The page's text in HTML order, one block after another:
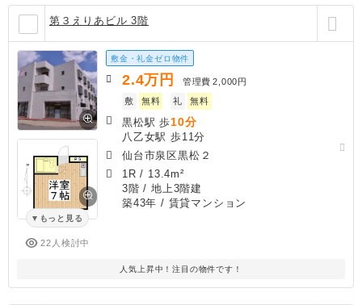
第３えりあビル 3階
もっと見る
22人検討中
敷金・礼金ゼロ物件
2.4万円 管理費 2,000円
敷
無料 礼 無料
黒松駅 歩10分
八乙女駅 歩11分
仙台市泉区黒松２
1R / 13.4m²
3階 / 地上3階建
築43年 / 賃貸マンション
人気上昇中！注目の物件です！